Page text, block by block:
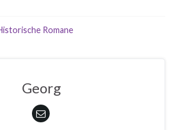
Romane
Georg